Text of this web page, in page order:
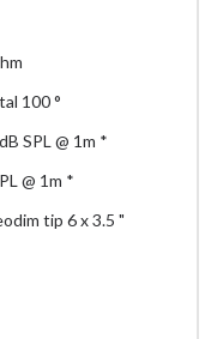
100 °
SPL @ 1m *
@ 1m *
tip 6 x 3.5 "